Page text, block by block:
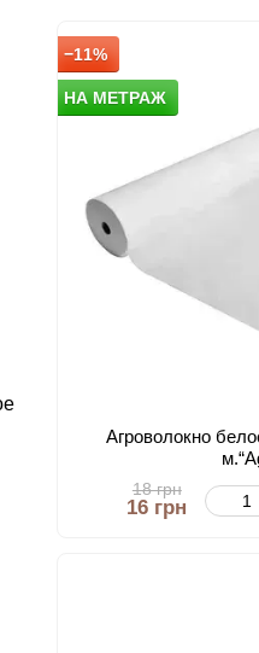
−11%
НА МЕТРАЖ
Агроволокно
18 грн
16 грн